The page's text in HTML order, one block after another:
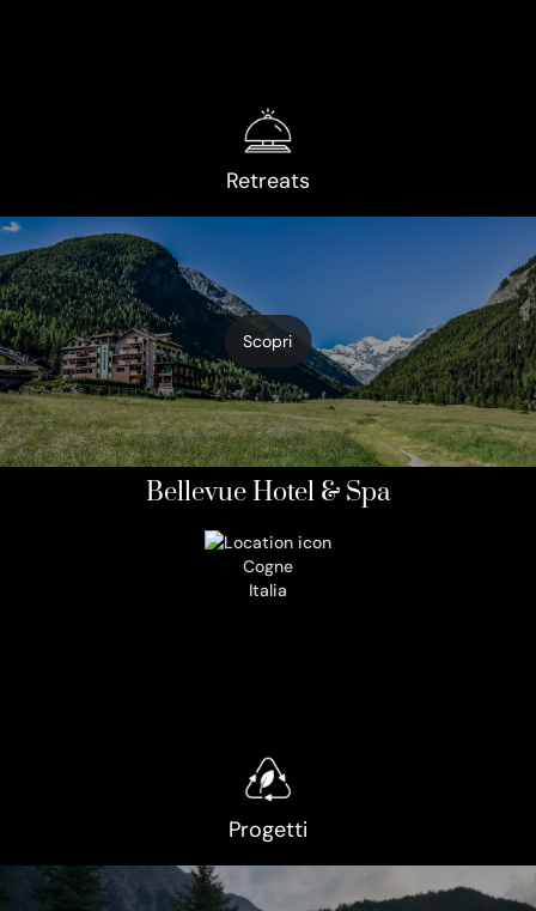
Retreats
Scopri
Bellevue Hotel & Spa
Cogne
Italia
Progetti